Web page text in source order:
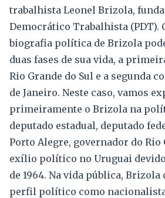
trabalhista Leonel Brizola,
Democrático Trabalhista (PDT).
biografia política de Brizola
duas fases de sua vida, a
Rio Grande do Sul e a segunda
de Janeiro. Neste caso, vamos
primeiramente o Brizola na
deputado estadual, deputado
Porto Alegre, governador do Rio
exílio político no Uruguai
de 1964. Na vida pública,
perfil político como